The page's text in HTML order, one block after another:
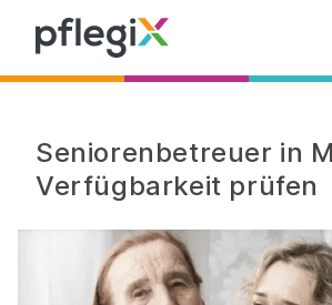
Seniorenbetreuer in
Verfügbarkeit prüfen